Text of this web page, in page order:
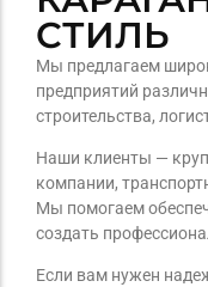
СТИЛЬ
Мы предлагаем
предприятий
строительства,
Наши клиенты —
компании,
Мы помогаем
создать
Если вам нужен